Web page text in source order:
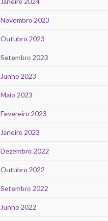
Novembro 2023
Outubro 2023
Setembro 2023
Junho 2023
Maio 2023
Fevereiro 2023
Janeiro 2023
Dezembro 2022
Outubro 2022
Setembro 2022
Junho 2022